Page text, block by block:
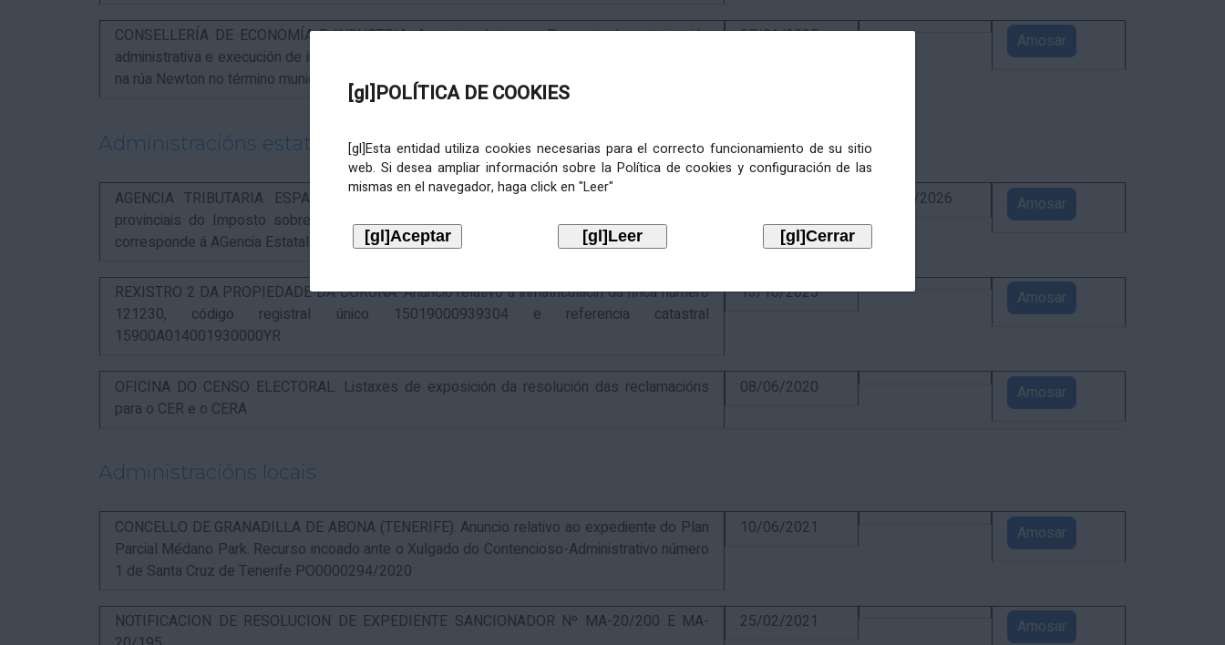
[gl]POLÍTICA DE COOKIES
[gl]Esta entidad utiliza cookies necesarias para el correcto funcionamiento de su sitio
web. Si desea ampliar información sobre la Política de cookies y configuración de las
mismas en el navegador, haga click en "Leer"
CONSELLERÍA DE ECONOMÍA E INDUSTRIA. Anuncio relativo ao Proxecto de autorización
administrativa e execución de instalacións para a instalación de nova ERM 16/4 Q.9000-D sita
na rúa Newton no término municipal da Coruña, exp. IN627A 2024/4-1
07/01/2025 Amosar
Administracións estatais
AGENCIA TRIBUTARIA ESPAÑOLA. Aviso relativo á recadación das cotas estatais e
provinciais do Imposto sobre Actividades Económicas de 2026, cuxa xestión recadatoria
corresponde á AGencia Estatal de Administración Tributaria.
02/09/2026 Amosar
REXISTRO 2 DA PROPIEDADE DA CORUÑA. Anuncio relativo á inmatriculacin da finca número
121230, código registral único 15019000939304 e referencia catastral
15900A014001930000YR
13/10/2025 Amosar
OFICINA DO CENSO ELECTORAL. Listaxes de exposición da resolución das reclamacións
para o CER e o CERA
08/06/2020 Amosar
Administracións locais
CONCELLO DE GRANADILLA DE ABONA (TENERIFE). Anuncio relativo ao expediente do Plan
Parcial Médano Park. Recurso incoado ante o Xulgado do Contencioso-Administrativo número
1 de Santa Cruz de Tenerife PO0000294/2020
10/06/2021 Amosar
NOTIFICACION DE RESOLUCION DE EXPEDIENTE SANCIONADOR Nº MA-20/200 E MA-
25/02/2021 Amosar